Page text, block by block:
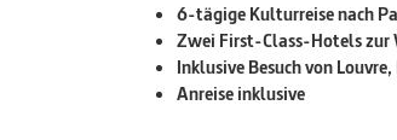
6-tägige Kulturreise nach
Zwei First-Class-Hotels zur
Inklusive Besuch von
Anreise inklusive